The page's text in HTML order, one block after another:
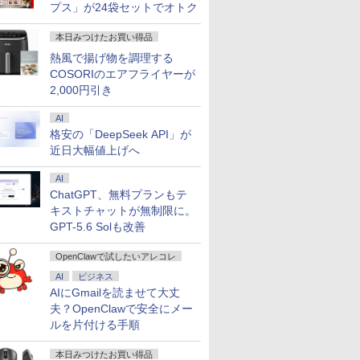
プス」が24袋セットでオトク
本日みつけたお買い得品
熱風で揚げ物を調理する
COSORIのエアフライヤーが
2,000円引き
AI
格安の「DeepSeek API」が
近日大幅値上げへ
AI
ChatGPT、無料プランもテ
キストチャットが無制限に。
GPT-5.6 Solも改善
OpenClawで試したいアレコレ
AI ビジネス
AIにGmailを読ませて大丈
夫？OpenClawで安全にメー
ルを片付ける手順
本日みつけたお買い得品